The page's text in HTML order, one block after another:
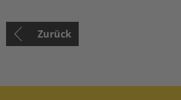
Zurück